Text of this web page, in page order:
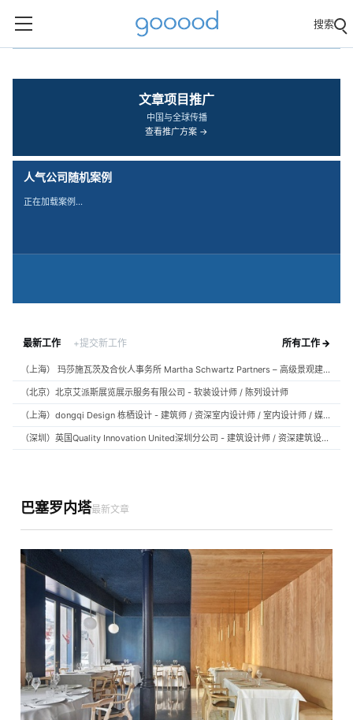
搜索
文章项目推广
中国与全球传播
查看推广方案 →
人气公司随机案例
正在加载案例…
最新工作 +提交新工作 所有工作 →
（上海） 玛莎施瓦茨及合伙人事务所 Martha Schwartz Partners – 高级景观建筑师 Senior Landscape Designer / 景观建筑师 Landscape Designer
（北京）北京艾派斯展览展示服务有限公司 - 软装设计师 / 陈列设计师
（上海）dongqi Design 栋栖设计 - 建筑师 / 资深室内设计师 / 室内设计师 / 媒体及公共关系主管 / 设计实习生（常年招聘）
（深圳）英国Quality Innovation United深圳分公司 - 建筑设计师 / 资深建筑设计师 / 室内设计师 / 设计实习生
巴塞罗内塔最新文章